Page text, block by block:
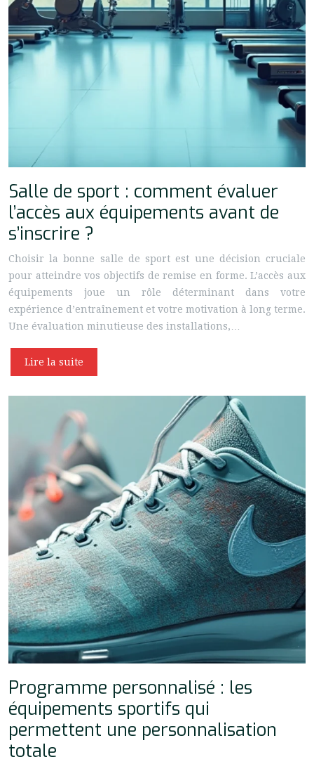
Salle de sport : comment évaluer
l’accès aux équipements avant de
s’inscrire ?
Choisir la bonne salle de sport est une décision cruciale
pour atteindre vos objectifs de remise en forme. L’accès aux
équipements joue un rôle déterminant dans votre
expérience d’entraînement et votre motivation à long terme.
Une évaluation minutieuse des installations,…
Lire la suite
Programme personnalisé : les
équipements sportifs qui
permettent une personnalisation
totale